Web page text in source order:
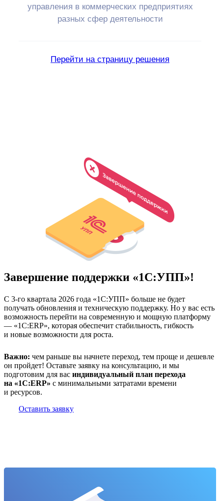
управления в коммерческих предприятиях
разных сфер деятельности
Перейти на страницу решения
Завершение поддержки «1С:УПП»!
С 3-го квартала 2026 года «1С:УПП» больше не будет
получать обновления и техническую поддержку. Но у вас есть
возможность перейти на современную и мощную платформу
— «1С:ERP», которая обеспечит стабильность, гибкость
и новые возможности для роста.
Важно: чем раньше вы начнете переход, тем проще и дешевле
он пройдет! Оставьте заявку на консультацию, и мы
подготовим для вас индивидуальный план перехода
на «1С:ERP» с минимальными затратами времени
и ресурсов.
Оставить заявку